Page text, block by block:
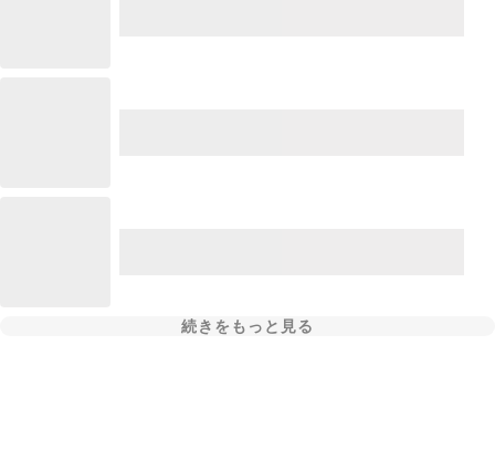
続きをもっと見る